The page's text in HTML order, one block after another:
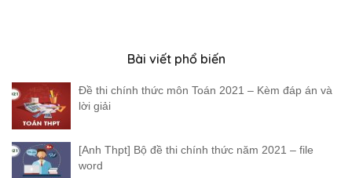
Bài viết phổ biến
Đề thi chính thức môn Toán 2021 – Kèm đáp án và
lời giải
[Anh Thpt] Bộ đề thi chính thức năm 2021 – file
word